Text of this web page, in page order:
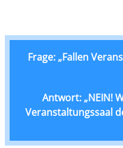
Frage: „Fallen
Antwort: „NEIN!
Veranstaltungssaal